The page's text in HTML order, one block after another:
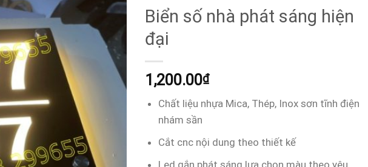
Biển số nhà phát sáng hiện
đại
1,200.00₫
Chất liệu nhựa Mica, Thép, Inox sơn tĩnh điện
nhám sần
Cắt cnc nội dung theo thiết kế